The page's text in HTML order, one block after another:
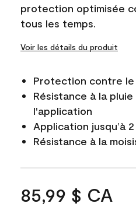
protection optimisée
tous les temps.
Voir les détails du produit
Protection contre le
Résistance à la
l'application
Application jusqu’à 2
Résistance à la
85,99 $ CA